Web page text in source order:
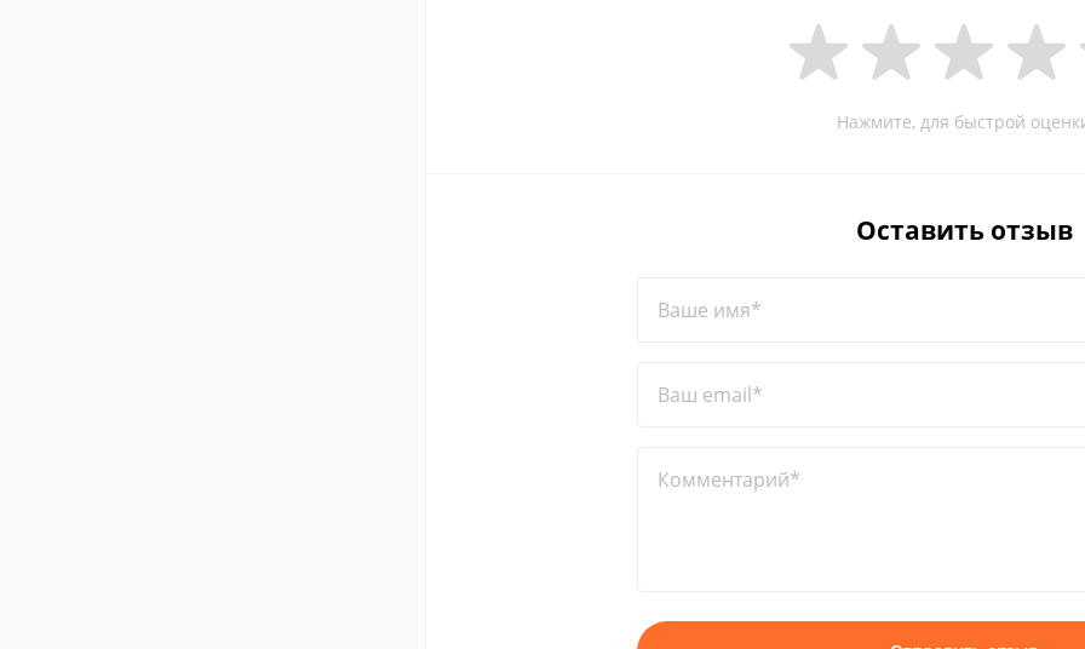
Нажмите, для быстрой
Оставить отзыв
Ваше имя*
Ваш email*
Комментарий*